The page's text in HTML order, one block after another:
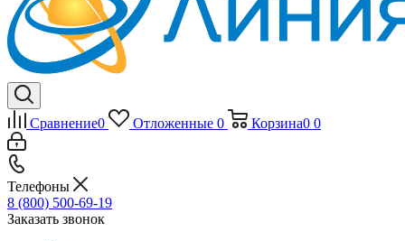
Сравнение0 Отложенные 0 Корзина0 0
Телефоны
8 (800) 500-69-19
Заказать звонок